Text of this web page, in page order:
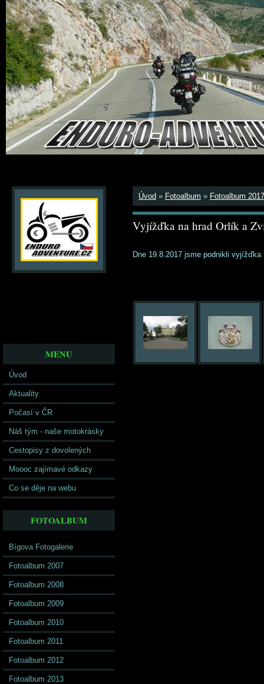
MENU
Úvod
Aktuality
Počasí v ČR
Náš tým - naše motokrásky
Cestopisy z dovolených
Moooc zajímavé odkazy
Co se děje na webu
FOTOALBUM
Bígova Fotogalerie
Fotoalbum 2007
Fotoalbum 2008
Fotoalbum 2009
Fotoalbum 2010
Fotoalbum 2011
Fotoalbum 2012
Fotoalbum 2013
Úvod » Fotoalbum » Fotoalbum 2017
Vyjížďka na hrad Orlík a
Dne 19.8.2017 jsme podnikli